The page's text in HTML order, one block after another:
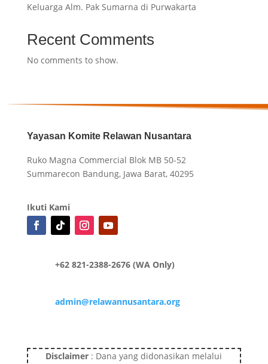
Keluarga Alm. Pak Sumarna di Purwakarta
Recent Comments
No comments to show.
Yayasan Komite Relawan Nusantara
Ruko Magna Commercial Blok MB 50-52
Summarecon Bandung, Jawa Barat, 40295
Ikuti Kami
+62 821-2388-2676 (WA Only)
admin@relawannusantara.org
Disclaimer : Dana yang didonasikan melalui